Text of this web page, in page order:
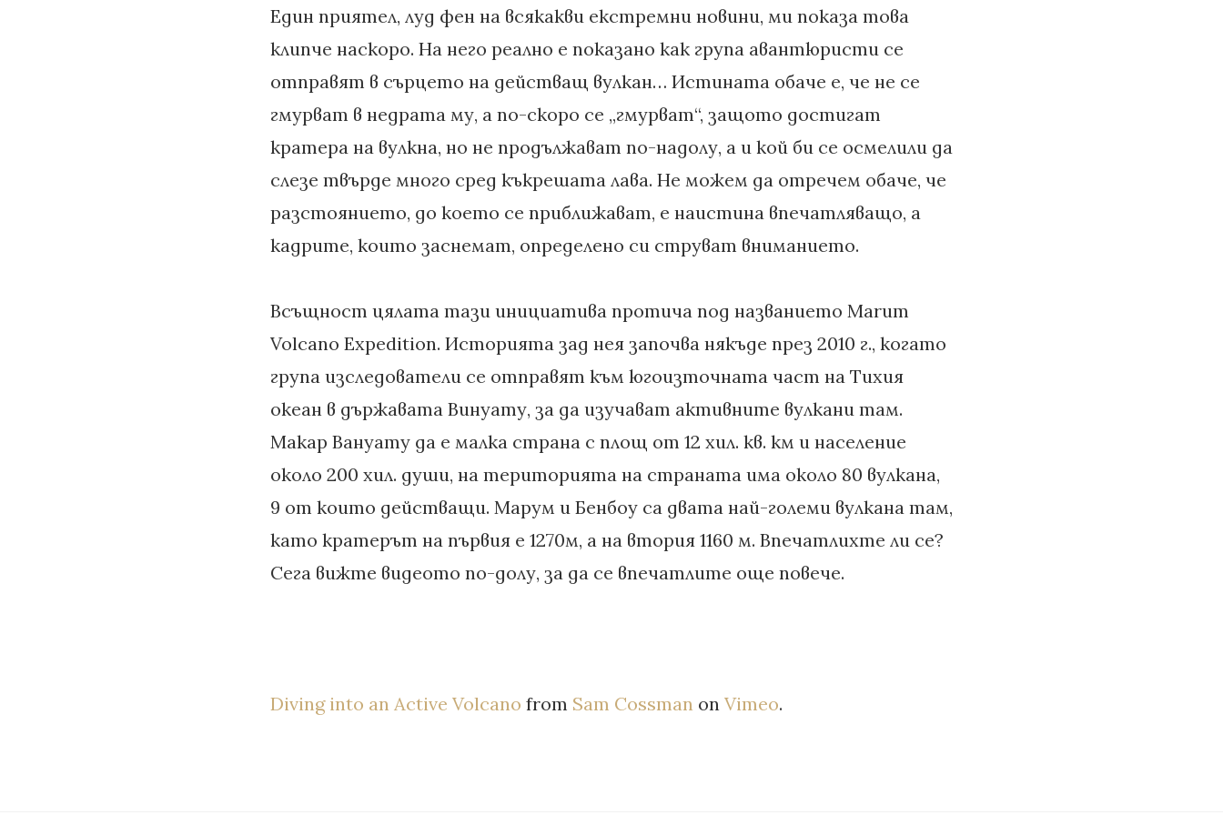
Един приятел, луд фен на всякакви екстремни новини, ми показа това
клипче наскоро. На него реално е показано как група авантюристи се
отправят в сърцето на действащ вулкан… Истината обаче е, че не се
гмурват в недрата му, а по-скоро се „гмурват“, защото достигат
кратера на вулкна, но не продължават по-надолу, а и кой би се осмелили да
слезе твърде много сред къкрешата лава. Не можем да отречем обаче, че
разстоянието, до което се приближават, е наистина впечатляващо, а
кадрите, които заснемат, определено си струват вниманието.
Всъщност цялата тази инициатива протича под названието Marum
Volcano Expedition. Историята зад нея започва някъде през 2010 г., когато
група изследователи се отправят към югоизточната част на Тихия
океан в държавата Винуату, за да изучават активните вулкани там.
Макар Вануату да е малка страна с площ от 12 хил. кв. км и население
около 200 хил. души, на територията на страната има около 80 вулкана,
9 от които действащи. Марум и Бенбоу са двата най-големи вулкана там,
като кратерът на първия е 1270м, а на втория 1160 м. Впечатлихте ли се?
Сега вижте видеото по-долу, за да се впечатлите още повече.
Diving into an Active Volcano from Sam Cossman on Vimeo.